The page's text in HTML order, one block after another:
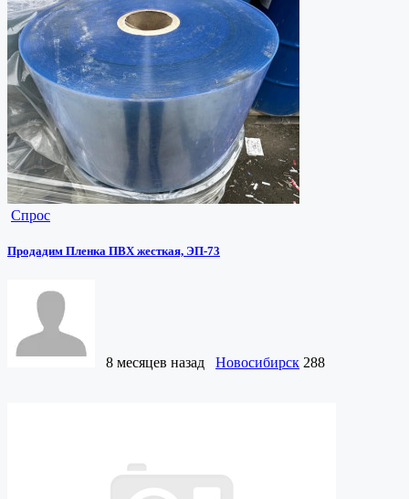
Спрос
Продадим Пленка ПВХ жесткая, ЭП-73
8 месяцев назад Новосибирск 288